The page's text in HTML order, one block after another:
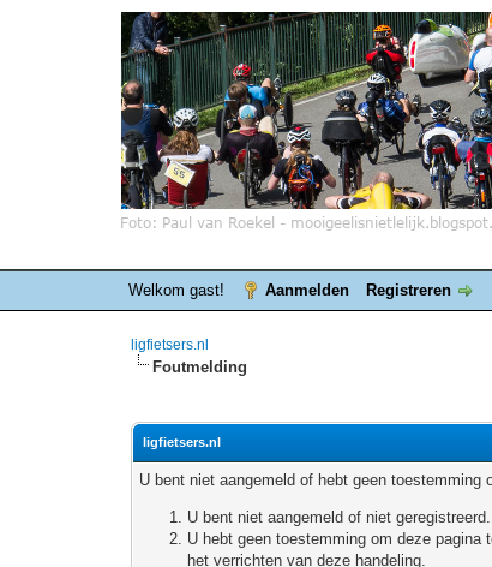
Welkom gast! Aanmelden Registreren
ligfietsers.nl
Foutmelding
ligfietsers.nl
U bent niet aangemeld of hebt geen
U bent niet aangemeld of niet
U hebt geen toestemming om deze
het verrichten van deze handeling.